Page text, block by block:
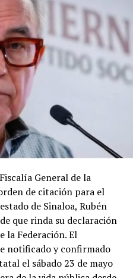
General de la
de citación para el
de Sinaloa, Rubén
que rinda su declaración
la Federación. El
notificado y confirmado
el sábado 23 de mayo